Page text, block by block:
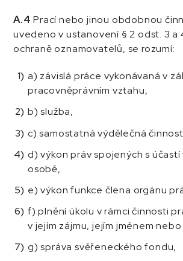
A.4Prací nebo jinou obdobnou
uvedeno v ustanovení § 2 odst. 3 a
ochraně oznamovatelů, se rozumí:
a) závislá práce vykonávaná v
pracovněprávním vztahu,
b) služba,
c) samostatná výdělečná
d) výkon práv spojených s účastí
osobě,
e) výkon funkce člena orgánu
f) plnění úkolu v rámci činnosti
v jejím zájmu, jejím jménem
g) správa svěřeneckého fondu,